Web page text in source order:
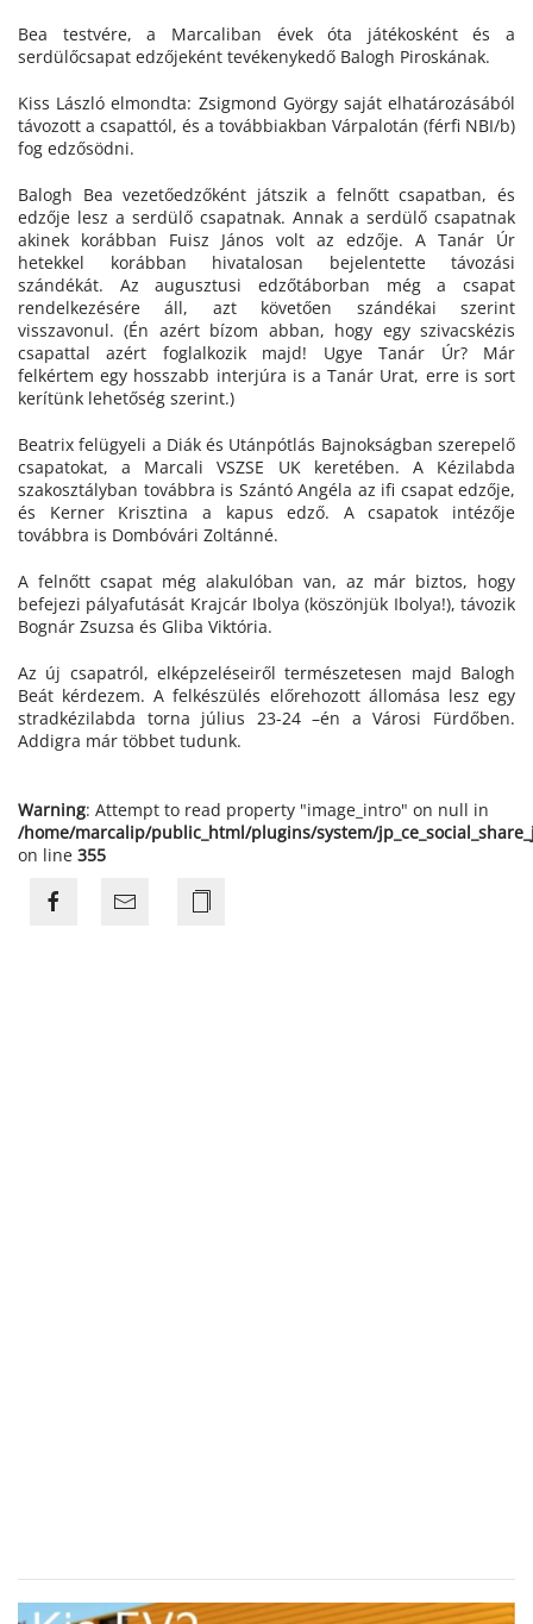
Bea testvére, a Marcaliban évek óta játékosként és a
serdülőcsapat edzőjeként tevékenykedő Balogh Piroskának.
Kiss László elmondta: Zsigmond György saját elhatározásából
távozott a csapattól, és a továbbiakban Várpalotán (férfi NBI/b)
fog edzősödni.
Balogh Bea vezetőedzőként játszik a felnőtt csapatban, és
edzője lesz a serdülő csapatnak. Annak a serdülő csapatnak
akinek korábban Fuisz János volt az edzője. A Tanár Úr
hetekkel korábban hivatalosan bejelentette távozási
szándékát. Az augusztusi edzőtáborban még a csapat
rendelkezésére áll, azt követően szándékai szerint
visszavonul. (Én azért bízom abban, hogy egy szivacskézis
csapattal azért foglalkozik majd! Ugye Tanár Úr? Már
felkértem egy hosszabb interjúra is a Tanár Urat, erre is sort
kerítünk lehetőség szerint.)
Beatrix felügyeli a Diák és Utánpótlás Bajnokságban szerepelő
csapatokat, a Marcali VSZSE UK keretében. A Kézilabda
szakosztályban továbbra is Szántó Angéla az ifi csapat edzője,
és Kerner Krisztina a kapus edző. A csapatok intézője
továbbra is Dombóvári Zoltánné.
A felnőtt csapat még alakulóban van, az már biztos, hogy
befejezi pályafutását Krajcár Ibolya (köszönjük Ibolya!), távozik
Bognár Zsuzsa és Gliba Viktória.
Az új csapatról, elképzeléseiről természetesen majd Balogh
Beát kérdezem. A felkészülés előrehozott állomása lesz egy
stradkézilabda torna július 23-24 –én a Városi Fürdőben.
Addigra már többet tudunk.
Warning: Attempt to read property "image_intro" on null in
/home/marcalip/public_html/plugins/system/
on line 355